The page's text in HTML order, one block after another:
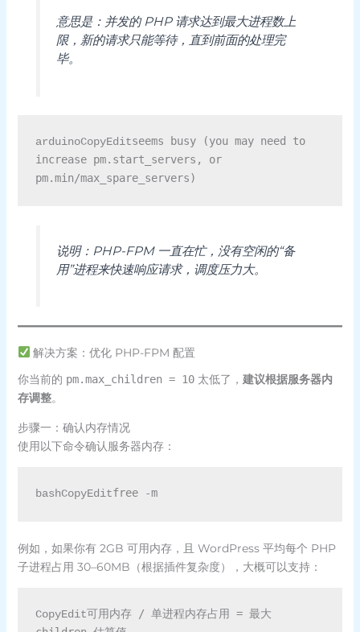
意思是：并发的 PHP 请求达到最大进程数上
限，新的请求只能等待，直到前面的处理完
毕。
arduinoCopyEditseems busy (you may need to
increase pm.start_servers, or
说明：PHP-FPM 一直在忙，没有空闲的“备
用”进程来快速响应请求，调度压力大。
解决方案：优化 PHP-FPM 配置
你当前的 pm.max_children = 10太低了， 建议根据服务器内
存调整。
步骤一：确认内存情况
使用以下命令确认服务器内存：
bashCopyEdit free -m
例如，如果你有 2GB 可用内存，且 WordPress 平均每个 PHP
子进程占用 30–60MB（根据插件复杂度），大概可以支持：
CopyEdit可用内存 / 单进程内存占用 = 最大